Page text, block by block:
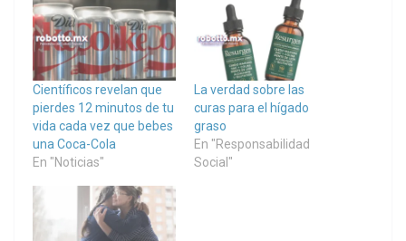
Científicos revelan que
pierdes 12 minutos de tu
vida cada vez que bebes
una Coca-Cola
En "Noticias"
La verdad sobre las
curas para el hígado
graso
En "Responsabilidad
Social"